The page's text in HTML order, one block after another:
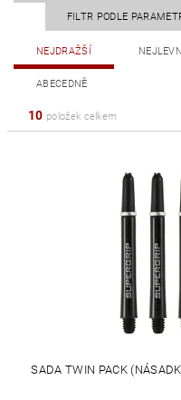
FILTR PODLE
NEJDRAŽŠÍ
ABECEDNĚ
10 položek celkem
SADA TWIN PACK